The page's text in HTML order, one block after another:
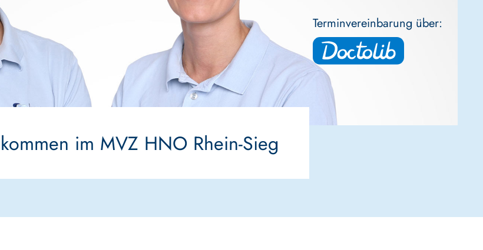
Terminvereinbarung über:
im MVZ HNO Rhein-Sieg